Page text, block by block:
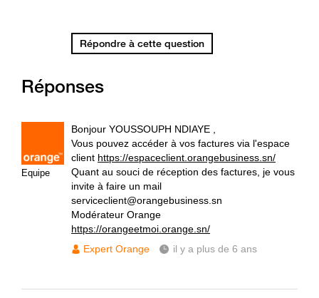
Répondre à cette question
Réponses
Equipe
Bonjour YOUSSOUPH NDIAYE ,
Vous pouvez accéder à vos factures via l'espace
client https://espaceclient.orangebusiness.sn/
Quant au souci de réception des factures, je vous
invite à faire un mail
serviceclient@orangebusiness.sn
Modérateur Orange
https://orangeetmoi.orange.sn/
Expert Orange
il y a plus de 6 ans